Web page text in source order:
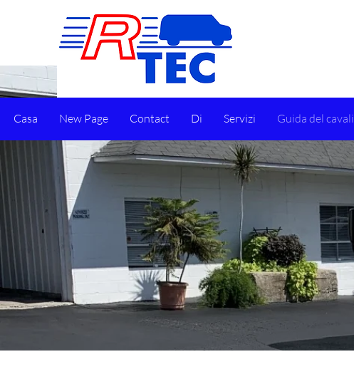
Casa New Page Contact Di Servizi Guida del